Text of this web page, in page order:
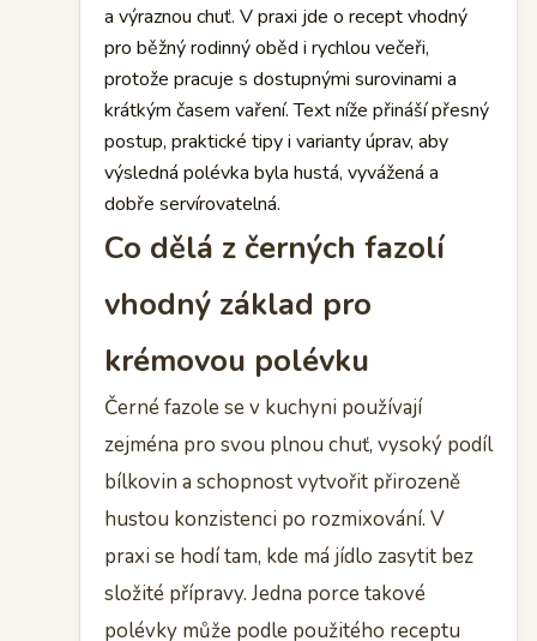
a výraznou chuť. V praxi jde o recept vhodný
pro běžný rodinný oběd i rychlou večeři,
protože pracuje s dostupnými surovinami a
krátkým časem vaření. Text níže přináší přesný
postup, praktické tipy i varianty úprav, aby
výsledná polévka byla hustá, vyvážená a
dobře servírovatelná.
Co dělá z černých fazolí
vhodný základ pro
krémovou polévku
Černé fazole se v kuchyni používají
zejména pro svou plnou chuť, vysoký podíl
bílkovin a schopnost vytvořit přirozeně
hustou konzistenci po rozmixování. V
praxi se hodí tam, kde má jídlo zasytit bez
složité přípravy. Jedna porce takové
polévky může podle použitého receptu